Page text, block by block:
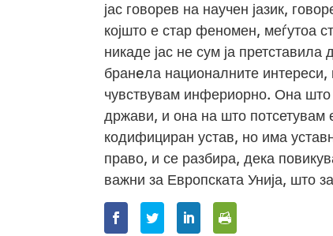
јас говорев на научен јазик,
којшто е стар феномен, меѓутоа
никаде јас не сум ја
бранeла националните интереси,
чувствувам инфериорно. Она што
држави, и она на што потсетувам
кодифициран устав, но има
право, и се разбира, дека
важни за Европската Унија, што